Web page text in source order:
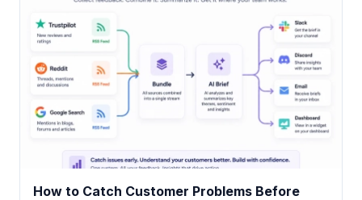
How to Catch Customer Problems Before